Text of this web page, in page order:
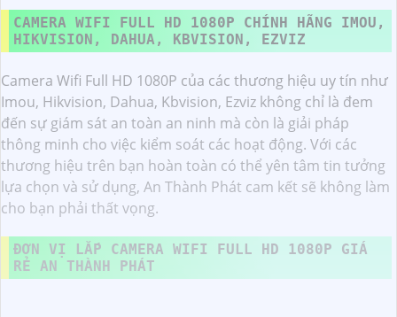
CAMERA WIFI FULL HD 1080P CHÍNH HÃNG IMOU,
HIKVISION, DAHUA, KBVISION, EZVIZ
Camera Wifi Full HD 1080P của các thương hiệu uy tín như
Imou, Hikvision, Dahua, Kbvision, Ezviz không chỉ là đem
đến sự giám sát an toàn an ninh mà còn là giải pháp
thông minh cho việc kiểm soát các hoạt động. Với các
thương hiệu trên bạn hoàn toàn có thể yên tâm tin tưởng
lựa chọn và sử dụng, An Thành Phát cam kết sẽ không làm
cho bạn phải thất vọng.
ĐƠN VỊ LẮP CAMERA WIFI FULL HD 1080P GIÁ
RẺ AN THÀNH PHÁT